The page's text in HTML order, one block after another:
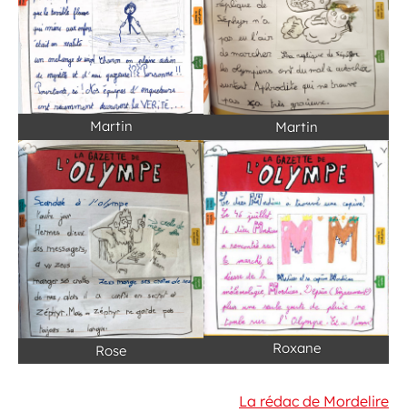
Martin Martin
Rose Roxane
La rédac de Mordelire